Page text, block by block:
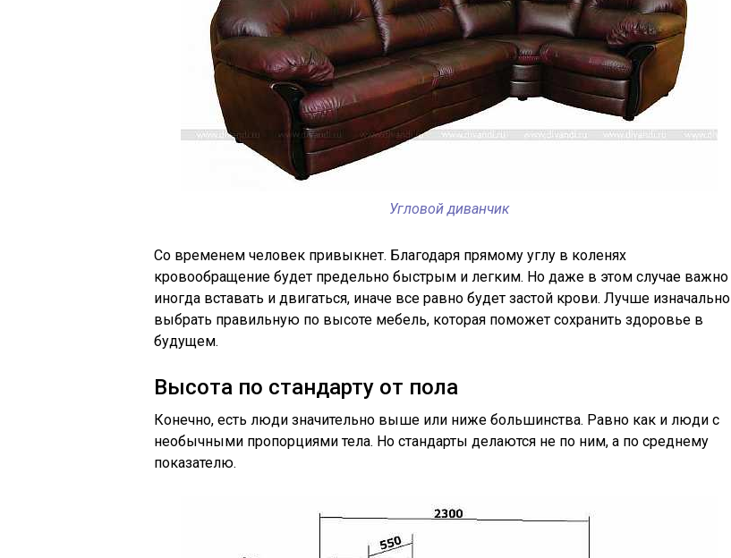
Угловой диванчик
Со временем человек привыкнет. Благодаря прямому углу в коленях
кровообращение будет предельно быстрым и легким. Но даже в этом случае важно
иногда вставать и двигаться, иначе все равно будет застой крови. Лучше изначально
выбрать правильную по высоте мебель, которая поможет сохранить здоровье в
будущем.
Высота по стандарту от пола
Конечно, есть люди значительно выше или ниже большинства. Равно как и люди с
необычными пропорциями тела. Но стандарты делаются не по ним, а по среднему
показателю.